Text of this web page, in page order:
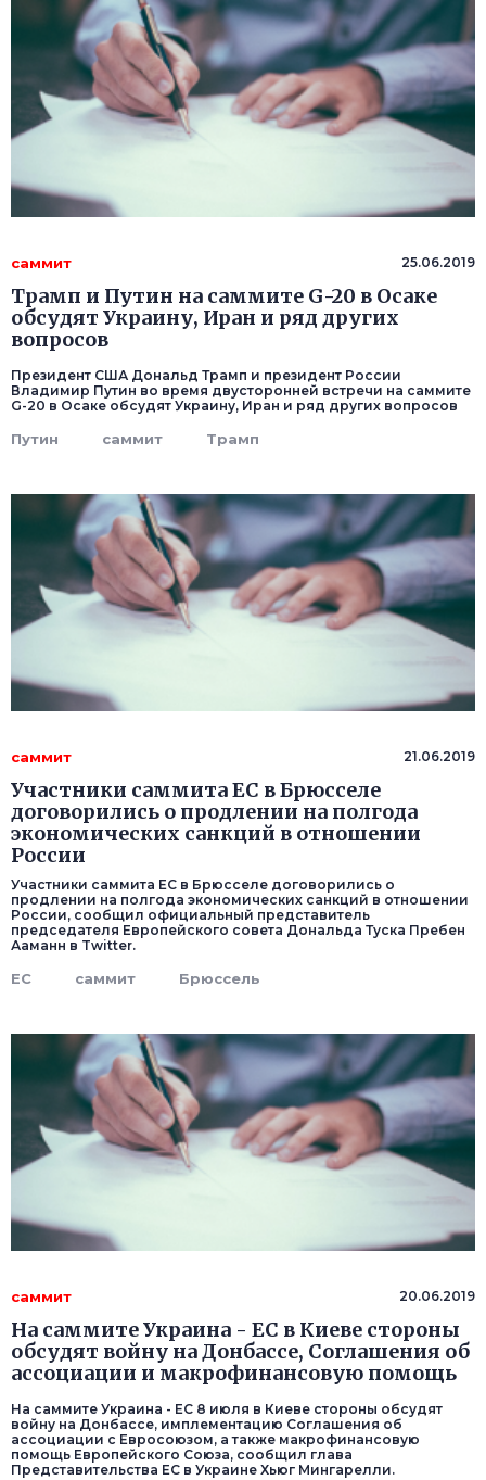
саммит 25.06.2019
Трамп и Путин на саммите G-20 в Осаке
обсудят Украину, Иран и ряд других
вопросов
Президент США Дональд Трамп и президент России
Владимир Путин во время двусторонней встречи на саммите
G-20 в Осаке обсудят Украину, Иран и ряд других вопросов
Путин саммит Трамп
саммит 21.06.2019
Участники саммита ЕС в Брюсселе
договорились о продлении на полгода
экономических санкций в отношении
России
Участники саммита ЕС в Брюсселе договорились о
продлении на полгода экономических санкций в отношении
России, сообщил официальный представитель
председателя Европейского совета Дональда Туска Пребен
Ааманн в Twitter.
ЕС саммит Брюссель
саммит 20.06.2019
На саммите Украина - ЕС в Киеве стороны
обсудят войну на Донбассе, Соглашения об
ассоциации и макрофинансовую помощь
На саммите Украина - ЕС 8 июля в Киеве стороны обсудят
войну на Донбассе, имплементацию Соглашения об
ассоциации с Евросоюзом, а также макрофинансовую
помощь Европейского Союза, сообщил глава
Представительства ЕС в Украине Хьюг Мингарелли.